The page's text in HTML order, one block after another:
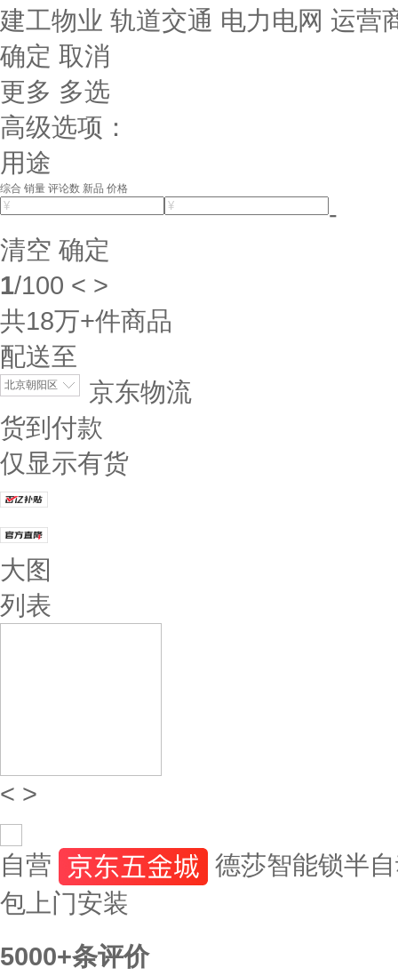
建工物业 轨道交通 电力电网 运营
确定 取消
更多 多选
高级选项：
用途
综合 销量 评论数 新品 价格
-
清空 确定
1/100 < >
共18万+件商品
配送至
北京朝阳区
京东物流
货到付款
仅显示有货
大图
列表
< >
自营
德莎智能锁半
包上门安装
5000+条评价